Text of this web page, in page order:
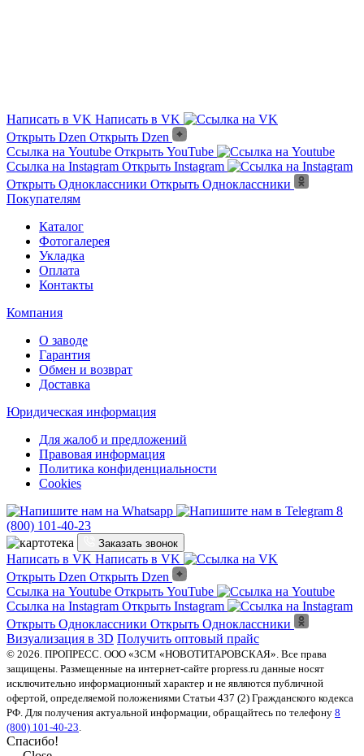
Написать в VK Написать в VK
Открыть Dzen Открыть Dzen
Ссылка на Youtube Открыть YouTube
Ссылка на Instagram Открыть Instagram
Открыть Одноклассники Открыть Одноклассники
Покупателям
Каталог
Фотогалерея
Укладка
Оплата
Контакты
Компания
О заводе
Гарантия
Обмен и возврат
Доставка
Юридическая информация
Для жалоб и предложений
Правовая информация
Политика конфиденциальности
Cookies
8
(800) 101-40-23
Заказать звонок
Написать в VK Написать в VK
Открыть Dzen Открыть Dzen
Ссылка на Youtube Открыть YouTube
Ссылка на Instagram Открыть Instagram
Открыть Одноклассники Открыть Одноклассники
Визуализация в 3D Получить оптовый прайс
© 2026. ПРОПРЕСС. ООО «ЗСМ «НОВОТИТАРОВСКАЯ». Все права
защищены. Размещенные на интернет-сайте propress.ru данные носят
исключительно информационный характер и не являются публичной
офертой, определяемой положениями Статьи 437 (2) Гражданского кодекса
РФ. Для получения актуальной информации, обращайтесь по телефону 8
(800) 101-40-23
Спасибо!